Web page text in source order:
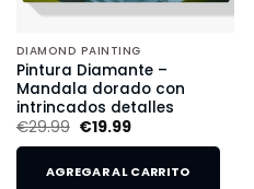
DIAMOND PAINTING
Pintura Diamante –
Mandala dorado con
intrincados detalles
€29.99 €19.99
AGREGAR AL CARRITO